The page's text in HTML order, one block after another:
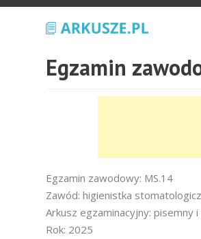
Egzamin
Egzamin zawodowy: MS.14
Zawód: higienistka
Arkusz egzaminacyjny: pisemny
Rok: 2025